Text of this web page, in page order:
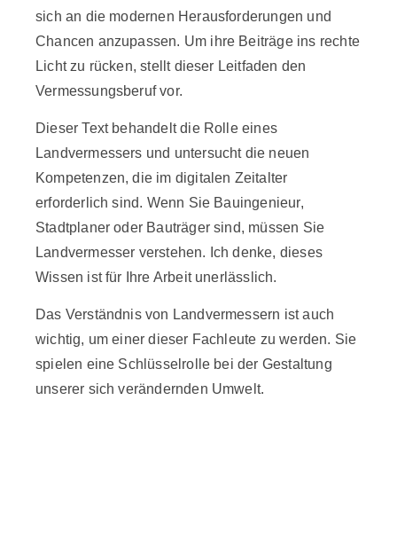
sich an die modernen Herausforderungen und
Chancen anzupassen. Um ihre Beiträge ins rechte
Licht zu rücken, stellt dieser Leitfaden den
Vermessungsberuf vor.
Dieser Text behandelt die Rolle eines
Landvermessers und untersucht die neuen
Kompetenzen, die im digitalen Zeitalter
erforderlich sind. Wenn Sie Bauingenieur,
Stadtplaner oder Bauträger sind, müssen Sie
Landvermesser verstehen. Ich denke, dieses
Wissen ist für Ihre Arbeit unerlässlich.
Das Verständnis von Landvermessern ist auch
wichtig, um einer dieser Fachleute zu werden. Sie
spielen eine Schlüsselrolle bei der Gestaltung
unserer sich verändernden Umwelt.